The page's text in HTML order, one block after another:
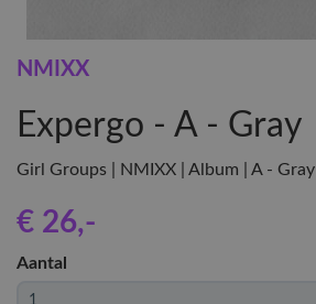
NMIXX
Expergo - A - Gray
Girl Groups | NMIXX | Album | A - Gray
€ 26,-
Aantal